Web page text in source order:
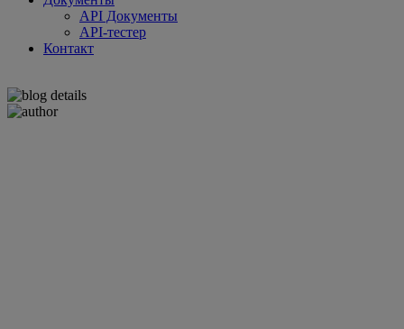
API Документы
API-тестер
Контакт